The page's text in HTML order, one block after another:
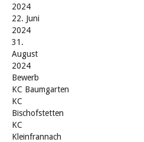
2024
22. Juni
2024
31.
August
2024
Bewerb
KC Baumgarten
KC
Bischofstetten
KC
Kleinfrannach